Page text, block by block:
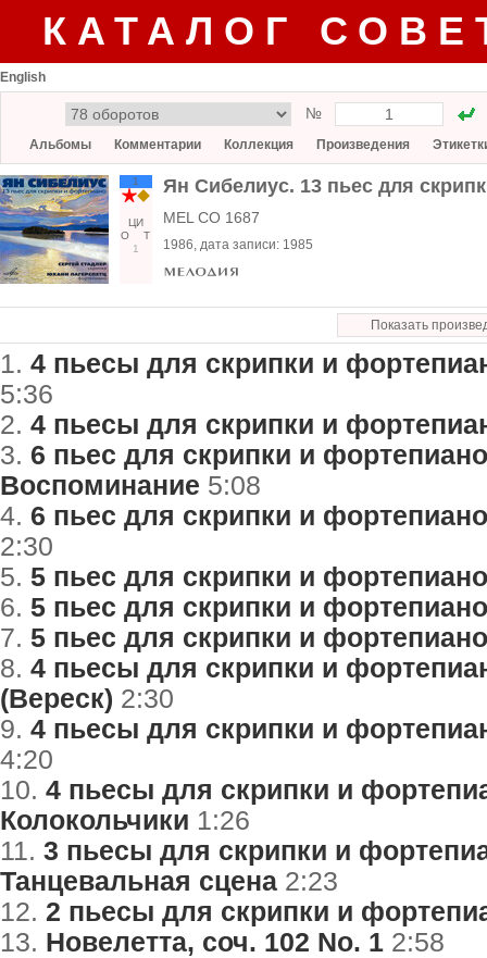
КАТАЛОГ
English
№
Альбомы Комментарии Коллекция Произведения
1
ЦИ
О
Т
1
Ян Сибелиус. 13 пьес для
MEL CO 1687
1986, дата записи: 1985
Показать
1. 4 пьесы для скрипки и
5:36
2. 4 пьесы для скрипки и
3. 6 пьес для скрипки и
Воспоминание 5:08
4. 6 пьес для скрипки и
2:30
5. 5 пьес для скрипки и
6. 5 пьес для скрипки и
7. 5 пьес для скрипки и
8. 4 пьесы для скрипки и
(Вереск) 2:30
9. 4 пьесы для скрипки и
4:20
10. 4 пьесы для скрипки и
Колокольчики 1:26
11. 3 пьесы для скрипки и
Танцевальная сцена 2:23
12. 2 пьесы для скрипки и
13. Новелетта, соч. 102 No. 1 2:58